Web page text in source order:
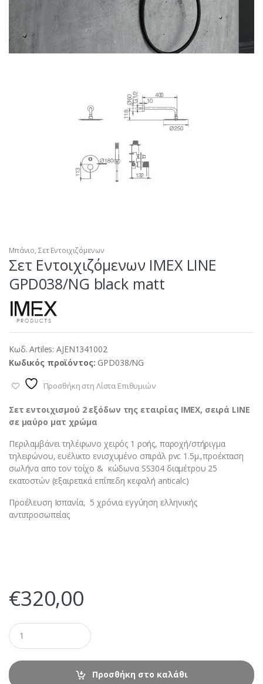
Μπάνιο, Σετ Εντοιχιζόμενων
Σετ Εντοιχιζόμενων IMEX LINE
GPD038/NG black matt
Κωδ. Artiles: AJEN1341002
Κωδικός προϊόντος: GPD038/NG
Προσθήκη στη Λίστα Επιθυμιών
Σετ εντοιχισμού 2 εξόδων της εταιρίας ΙΜΕΧ, σειρά LINE
σε μαύρο ματ χρώμα
Περιλαμβάνει τηλέφωνο χειρός 1 ροής, παροχή/στήριγμα
τηλεφώνου, ευέλικτο ενισχυμένο σπιράλ pvc 1.5μ.,προέκταση
σωλήνα απο τον τοίχο & κώδωνα SS304 διαμέτρου 25
εκατοστών (εξαιρετικά επίπεδη κεφαλή anticalc)
Προέλευση Ισπανία, 5 χρόνια εγγύηση ελληνικής
αντιπροσωπείας
€320,00
Προσθήκη στο καλάθι